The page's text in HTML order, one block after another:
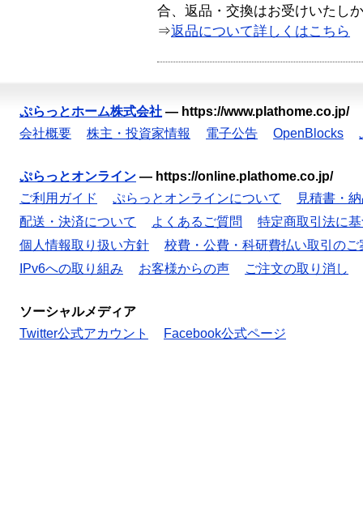
合、返品・交換はお受けいたし
⇒返品について詳しくはこちら
ぷらっとホーム株式会社 — https://www.plathome.co.jp/
会社概要
株主・投資家情報 電子公告 OpenBlocks
ぷらっとオンライン — https://online.plathome.co.jp/
ご利用ガイド
ぷらっとオンラインについて
見積書・
配送・決済について
よくあるご質問
特定商取引法に
個人情報取り扱い方針
校費・公費・科研費払い取引のご
IPv6への取り組み
お客様からの声 ご注文の取り消し
ソーシャルメディア
Twitter公式アカウント
Facebook公式ページ